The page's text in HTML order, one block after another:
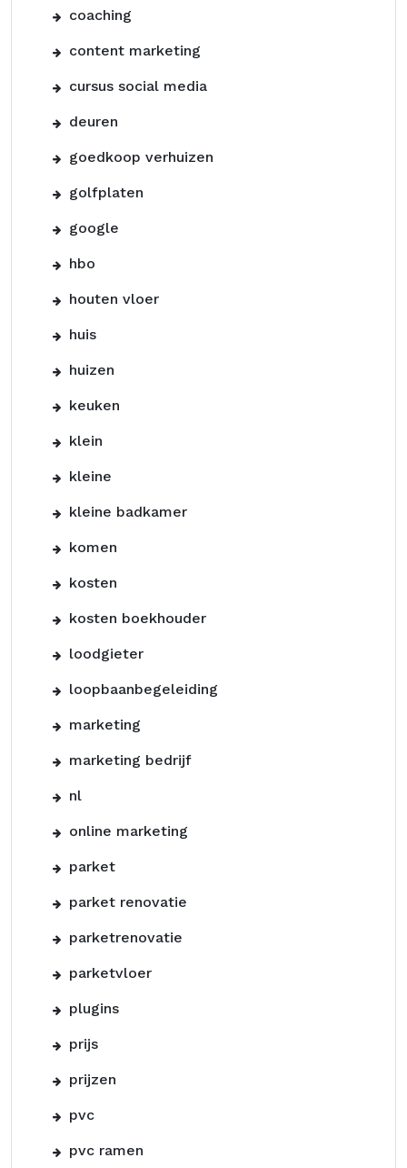
coaching
content marketing
cursus social media
deuren
goedkoop verhuizen
golfplaten
google
hbo
houten vloer
huis
huizen
keuken
klein
kleine
kleine badkamer
komen
kosten
kosten boekhouder
loodgieter
loopbaanbegeleiding
marketing
marketing bedrijf
nl
online marketing
parket
parket renovatie
parketrenovatie
parketvloer
plugins
prijs
prijzen
pvc
pvc ramen